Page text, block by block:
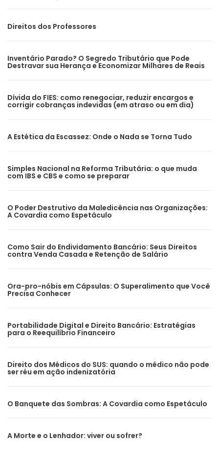
Direitos dos Professores
Inventário Parado? O Segredo Tributário que Pode
Destravar sua Herança e Economizar Milhares de Reais
Dívida do FIES: como renegociar, reduzir encargos e
corrigir cobranças indevidas (em atraso ou em dia)
A Estética da Escassez: Onde o Nada se Torna Tudo
Simples Nacional na Reforma Tributária: o que muda
com IBS e CBS e como se preparar
O Poder Destrutivo da Maledicência nas Organizações:
A Covardia como Espetáculo
Como Sair do Endividamento Bancário: Seus Direitos
contra Venda Casada e Retenção de Salário
Ora-pro-nóbis em Cápsulas: O Superalimento que Você
Precisa Conhecer
Portabilidade Digital e Direito Bancário: Estratégias
para o Reequilíbrio Financeiro
Direito dos Médicos do SUS: quando o médico não pode
ser réu em ação indenizatória
O Banquete das Sombras: A Covardia como Espetáculo
A Morte e o Lenhador: viver ou sofrer?